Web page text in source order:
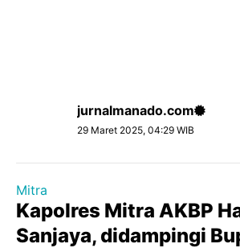
jurnalmanado.com
29 Maret 2025, 04:29 WIB
Mitra
Kapolres Mitra AKBP
Sanjaya, didampingi